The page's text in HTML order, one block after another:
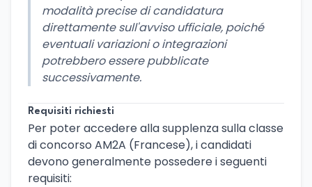
modalità precise di candidatura
direttamente sull'avviso ufficiale, poiché
eventuali variazioni o integrazioni
potrebbero essere pubblicate
successivamente.
Requisiti richiesti
Per poter accedere alla supplenza sulla classe
di concorso AM2A (Francese), i candidati
devono generalmente possedere i seguenti
requisiti: